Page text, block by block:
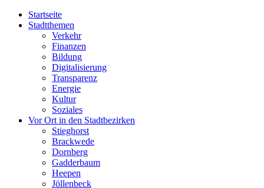
Startseite
Stadtthemen
Verkehr
Finanzen
Bildung
Digitalisierung
Transparenz
Energie
Kultur
Soziales
Vor Ort in den Stadtbezirken
Stieghorst
Brackwede
Dornberg
Gadderbaum
Heepen
Jöllenbeck